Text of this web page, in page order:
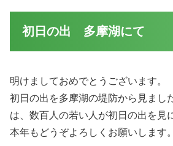
初日の出 多摩湖にて
明けましておめでとうございます。
初日の出を多摩湖の堤防から見まし
は、数百人の若い人が初日の出を見
本年もどうぞよろしくお願いします。